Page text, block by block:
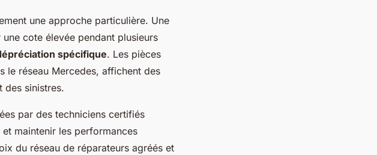
une approche particulière. Une
cote élevée pendant plusieurs
spécifique. Les pièces
le réseau Mercedes, affichent des
des sinistres.
par des techniciens certifiés
maintenir les performances
du réseau de réparateurs agréés et